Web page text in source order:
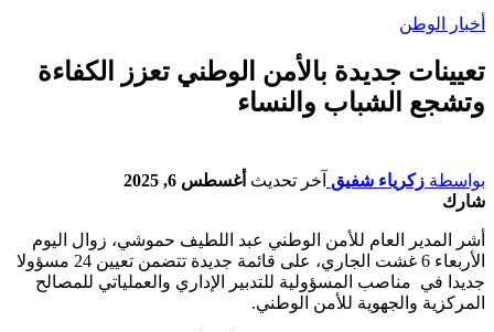
أخبار الوطن
تعيينات جديدة بالأمن الوطني تعزز الكفاءة
وتشجع الشباب والنساء
بواسطة زكرياء شفيق آخر تحديث أغسطس 6, 2025
شارك
أشر المدير العام للأمن الوطني عبد اللطيف حموشي، زوال اليوم
الأربعاء 6 غشت الجاري، على قائمة جديدة تتضمن تعيين 24 مسؤولا
جديدا في مناصب المسؤولية للتدبير الإداري والعملياتي للمصالح
المركزية والجهوية للأمن الوطني.